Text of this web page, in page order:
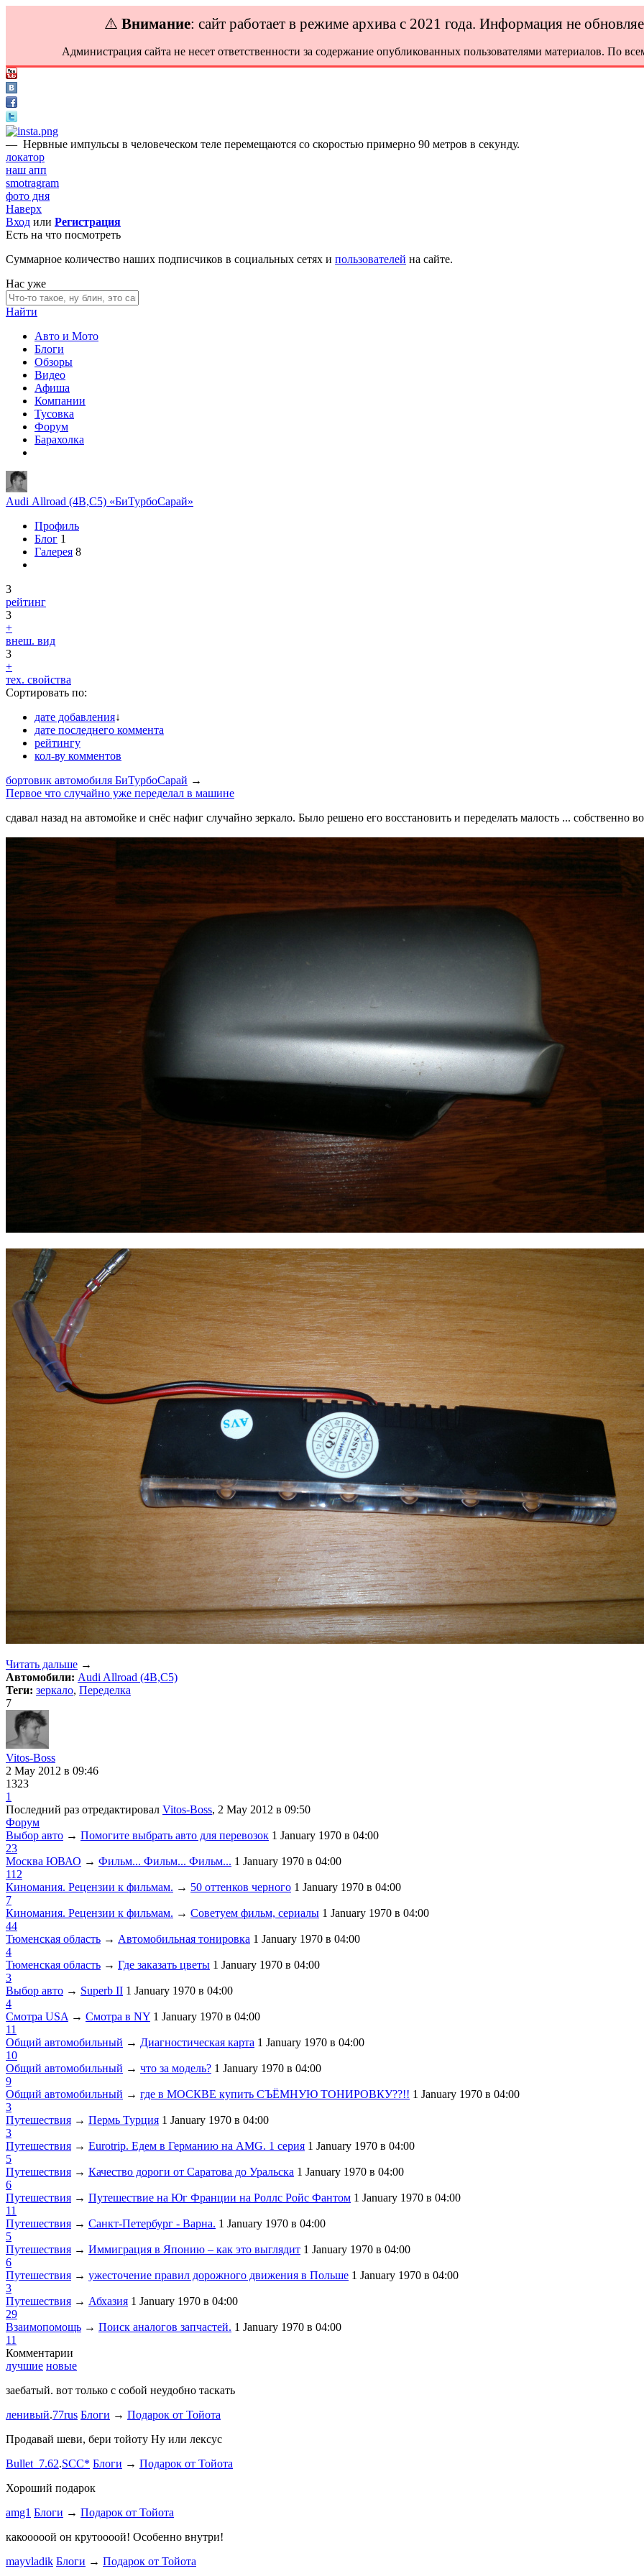
⚠️ Внимание: сайт работает в режиме архива с 2021 года. Информация не
Администрация сайта не несет ответственности за содержание опубликованных пользователями материалов. По
— Нервные импульсы в человеческом теле перемещаются со скоростью примерно 90 метров в секунду.
локатор
наш апп
smotragram
фото дня
Наверх
Вход или Регистрация
Есть на что посмотреть
Суммарное количество наших подписчиков в социальных сетях и пользователей на сайте.
Нас уже
Найти
Авто и Мото
Блоги
Обзоры
Видео
Афиша
Компании
Тусовка
Форум
Барахолка
Audi Allroad (4B,C5) «БиТурбоСарай»
Профиль
Блог 1
Галерея 8
3
рейтинг
3
+
внеш. вид
3
+
тех. свойства
Сортировать по:
дате добавления↓
дате последнего коммента
рейтингу
кол-ву комментов
бортовик автомобиля БиТурбоСарай →
Первое что случайно уже переделал в машине
сдавал назад на автомойке и снёс нафиг случайно зеркало. Было решено его восстановить и переделать малость ... собственно
Читать дальше →
Автомобили: Audi Allroad (4B,C5)
Теги: зеркало, Переделка
7
Vitos-Boss
2 May 2012 в 09:46
1323
1
Последний раз отредактировал Vitos-Boss, 2 May 2012 в 09:50
Форум
Выбор авто → Помогите выбрать авто для перевозок 1 January 1970 в 04:00
23
Москва ЮВАО → Фильм... Фильм... Фильм... 1 January 1970 в 04:00
112
Киномания. Рецензии к фильмам. → 50 оттенков черного 1 January 1970 в 04:00
7
Киномания. Рецензии к фильмам. → Советуем фильм, сериалы 1 January 1970 в 04:00
44
Тюменская область → Автомобильная тонировка 1 January 1970 в 04:00
4
Тюменская область → Где заказать цветы 1 January 1970 в 04:00
3
Выбор авто → Superb II 1 January 1970 в 04:00
4
Смотра USA → Смотра в NY 1 January 1970 в 04:00
11
Общий автомобильный → Диагностическая карта 1 January 1970 в 04:00
10
Общий автомобильный → что за модель? 1 January 1970 в 04:00
9
Общий автомобильный → где в МОСКВЕ купить СЪЁМНУЮ ТОНИРОВКУ??!! 1 January 1970 в 04:00
3
Путешествия → Пермь Турция 1 January 1970 в 04:00
3
Путешествия → Eurotrip. Едем в Германию на AMG. 1 серия 1 January 1970 в 04:00
5
Путешествия → Качество дороги от Саратова до Уральска 1 January 1970 в 04:00
6
Путешествия → Путешествие на Юг Франции на Роллс Ройс Фантом 1 January 1970 в 04:00
11
Путешествия → Санкт-Петербург - Варна. 1 January 1970 в 04:00
5
Путешествия → Иммиграция в Японию – как это выглядит 1 January 1970 в 04:00
6
Путешествия → ужесточение правил дорожного движения в Польше 1 January 1970 в 04:00
3
Путешествия → Абхазия 1 January 1970 в 04:00
29
Взаимопомощь → Поиск аналогов запчастей. 1 January 1970 в 04:00
11
Комментарии
лучшие новые
заебатый. вот только с собой неудобно таскать
ленивый.77rus Блоги → Подарок от Тойота
Продавай шеви, бери тойоту Ну или лексус
Bullet_7.62.SCC* Блоги → Подарок от Тойота
Хороший подарок
amg1 Блоги → Подарок от Тойота
какооооой он крутоооой! Особенно внутри!
mayvladik Блоги → Подарок от Тойота